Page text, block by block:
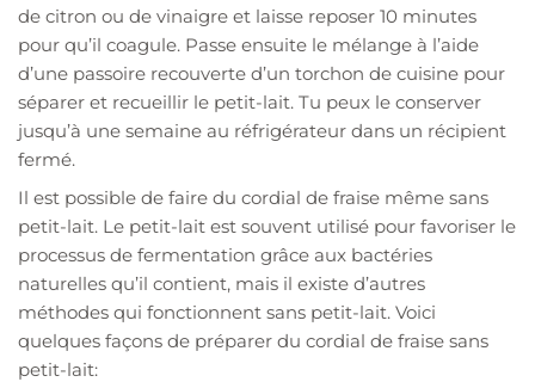
de citron ou de vinaigre et laisse reposer 10 minutes
pour qu’il coagule. Passe ensuite le mélange à l’aide
d’une passoire recouverte d’un torchon de cuisine pour
séparer et recueillir le petit-lait. Tu peux le conserver
jusqu’à une semaine au réfrigérateur dans un récipient
fermé.
Il est possible de faire du cordial de fraise même sans
petit-lait. Le petit-lait est souvent utilisé pour favoriser le
processus de fermentation grâce aux bactéries
naturelles qu’il contient, mais il existe d’autres
méthodes qui fonctionnent sans petit-lait. Voici
quelques façons de préparer du cordial de fraise sans
petit-lait: